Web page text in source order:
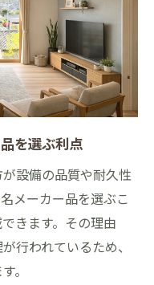
を選ぶ利点
設備の品質や耐久性
メーカー品を選ぶこ
きます。その理由
行われているため、
。